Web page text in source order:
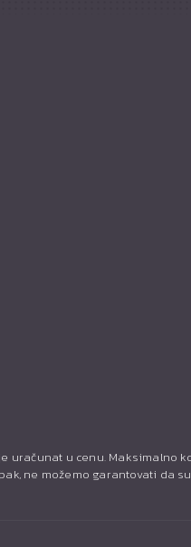
je uračunat u cenu.
ne možemo garantovati da